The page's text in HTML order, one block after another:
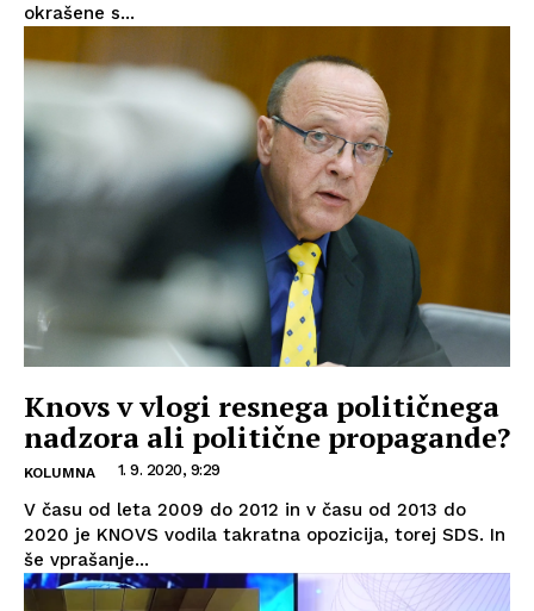
okrašene s...
Knovs v vlogi resnega političnega
nadzora ali politične propagande?
KOLUMNA 1. 9. 2020, 9:29
V času od leta 2009 do 2012 in v času od 2013 do
2020 je KNOVS vodila takratna opozicija, torej SDS. In
še vprašanje...